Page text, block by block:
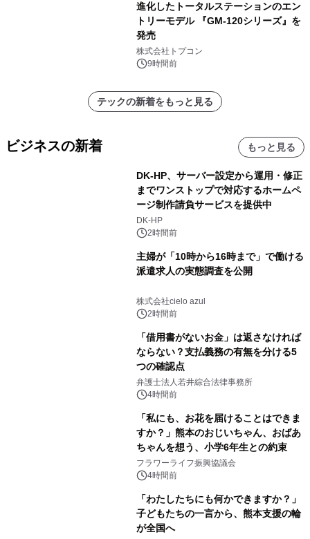
進化したトータルステーションのエン
トリーモデル 『GM-120シリーズ』を
発売
株式会社トプコン
9時間前
テックの新着をもっと見る
ビジネスの新着 もっと見る
DK-HP、サーバー設定から運用・修正
までワンストップで対応するホームペ
ージ制作請負サービスを提供中
DK-HP
2時間前
主婦が「10時から16時まで」で働ける
派遣求人の実態調査を公開
株式会社cielo azul
2時間前
「借用書がないお金」は返さなければ
ならない？支払義務の有無を分ける5
つの確認点
弁護士法人若井綜合法律事務所
4時間前
「私にも、お花を届けることはできま
すか？」熊本のおじいちゃん、おばあ
ちゃんを想う、小学6年生との約束
フラワーライフ振興協議会
4時間前
「わたしたちにも何かできますか？」
子どもたちの一言から、熊本支援の輪
が全国へ